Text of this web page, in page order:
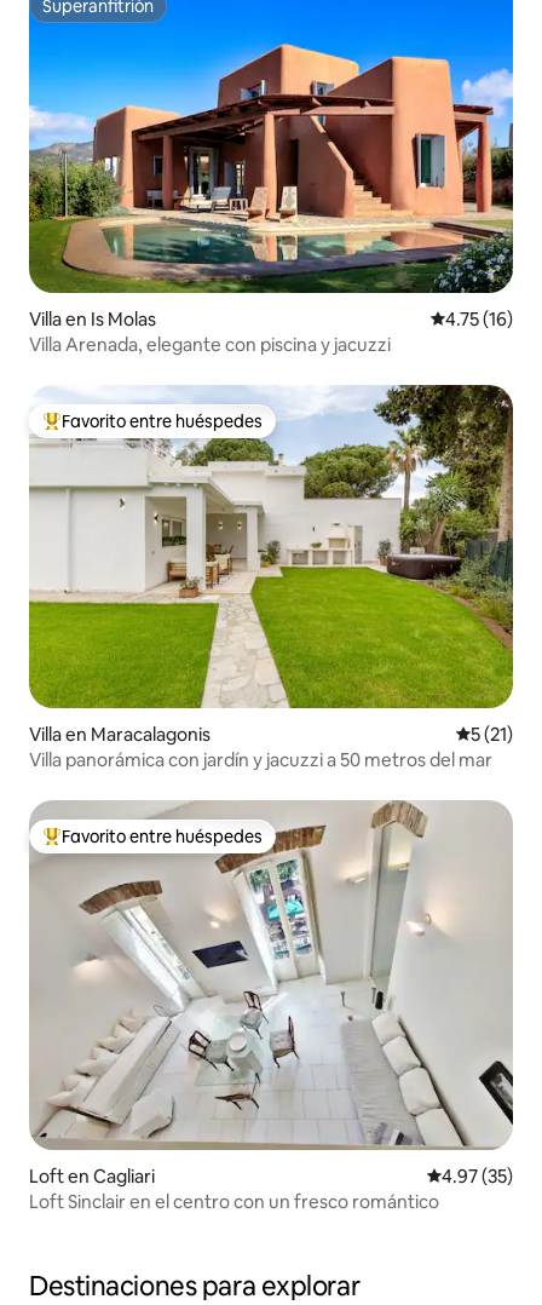
Superanfitrión
Superanfitrión
Villa en Is Molas Calificación
4.75 (16)
Villa Arenada, elegante con piscina y jacuzzi
Favorito entre huéspedes preferido
Favorito entre huéspedes
Villa en Maracalagonis
5 (21)
Villa panorámica con jardín y jacuzzi a 50 metros del mar
Favorito entre huéspedes preferido
Favorito entre huéspedes
Loft en Cagliari Calificación
4.97 (35)
Loft Sinclair en el centro con un fresco romántico
Destinaciones para explorar